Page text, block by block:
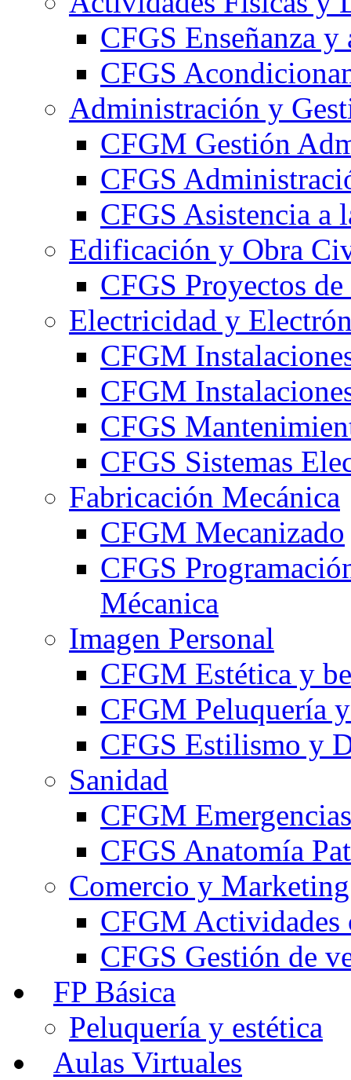
CFGS Enseñanza
CFGS
Administración y
CFGM Gestión
CFGS
CFGS Asistencia a
Edificación y Obra
CFGS Proyectos
Electricidad y
CFGM
CFGM
CFGS
CFGS Sistemas
Fabricación Mecánica
CFGM Mecanizado
CFGS
Mécanica
Imagen Personal
CFGM Estética y
CFGM Peluquería
CFGS Estilismo y
Sanidad
CFGM
CFGS Anatomía
Comercio y Marketing
CFGM Actividades
CFGS Gestión de
FP Básica
Peluquería y estética
Aulas Virtuales